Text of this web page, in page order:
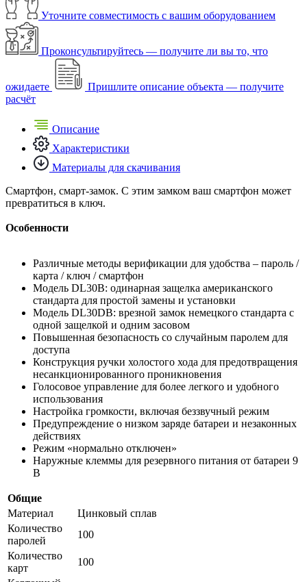
Уточните совместимость с вашим оборудованием
Проконсультируйтесь — получите ли вы то, что
ожидаете
Пришлите описание объекта — получите
расчёт
Описание
Характеристики
Материалы для скачивания
Смартфон, смарт-замок. С этим замком ваш смартфон может
превратиться в ключ.
Особенности
Различные методы верификации для удобства – пароль /
карта / ключ / смартфон
Модель DL30B: одинарная защелка американского
стандарта для простой замены и установки
Модель DL30DB: врезной замок немецкого стандарта с
одной защелкой и одним засовом
Повышенная безопасность со случайным паролем для
доступа
Конструкция ручки холостого хода для предотвращения
несанкционированного проникновения
Голосовое управление для более легкого и удобного
использования
Настройка громкости, включая беззвучный режим
Предупреждение о низком заряде батареи и незаконных
действиях
Режим «нормально отключен»
Наружные клеммы для резервного питания от батареи 9
В
Общие
Материал
Цинковый сплав
Количество
паролей
100
Количество
карт
100